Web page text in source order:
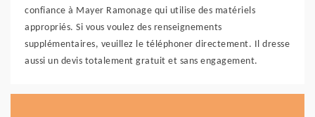
confiance à Mayer Ramonage qui utilise des matériels
appropriés. Si vous voulez des renseignements
supplémentaires, veuillez le téléphoner directement. Il dresse
aussi un devis totalement gratuit et sans engagement.